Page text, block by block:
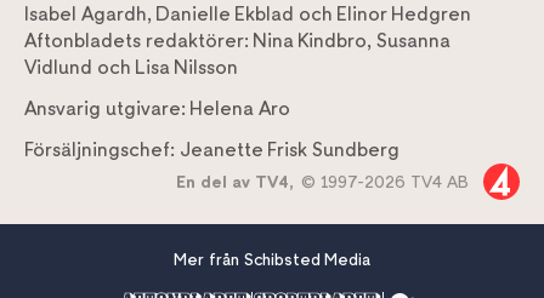
Isabel Agardh, Danielle Ekblad och Elinor Hedgren
Aftonbladets redaktörer: Nina Kindbro, Susanna
Vidlund och Lisa Nilsson
Ansvarig utgivare: Helena Aro
Försäljningschef: Jeanette Frisk Sundberg
En del av TV4, © 1997-2026 TV4 AB
Mer från Schibsted Media